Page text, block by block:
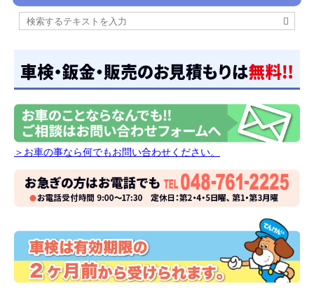
＞お車の事なら何でもお問い合わせください。